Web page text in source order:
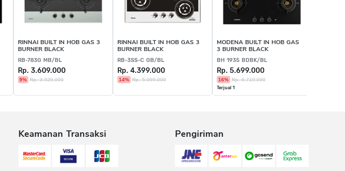
RINNAI BUILT IN HOB GAS 3
BURNER BLACK
RB-783G MB/BL
Rp. 3.609.000
9% Rp. 3.929.000
RINNAI BUILT IN HOB GAS 3
BURNER BLACK
RB-3SS-C GB/BL
Rp. 4.399.000
14% Rp. 5.099.000
MODENA BUILT IN HOB GAS
3 BURNER BLACK
BH 1935 BDBK/BL
Rp. 5.699.000
16% Rp. 6.719.000
Terjual 1
Keamanan Transaksi Pengiriman